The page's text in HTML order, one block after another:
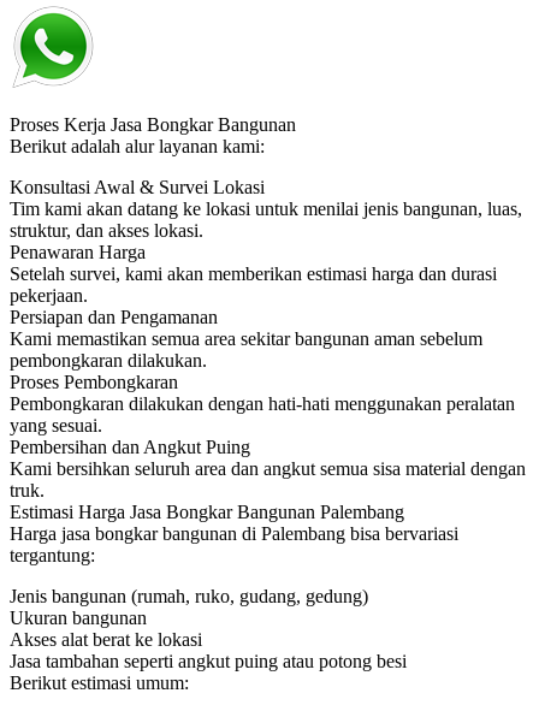
Proses Kerja Jasa Bongkar Bangunan
Berikut adalah alur layanan kami:
Konsultasi Awal & Survei Lokasi
Tim kami akan datang ke lokasi untuk menilai jenis bangunan, luas,
struktur, dan akses lokasi.
Penawaran Harga
Setelah survei, kami akan memberikan estimasi harga dan durasi
pekerjaan.
Persiapan dan Pengamanan
Kami memastikan semua area sekitar bangunan aman sebelum
pembongkaran dilakukan.
Proses Pembongkaran
Pembongkaran dilakukan dengan hati-hati menggunakan peralatan
yang sesuai.
Pembersihan dan Angkut Puing
Kami bersihkan seluruh area dan angkut semua sisa material dengan
truk.
Estimasi Harga Jasa Bongkar Bangunan Palembang
Harga jasa bongkar bangunan di Palembang bisa bervariasi
tergantung:
Jenis bangunan (rumah, ruko, gudang, gedung)
Ukuran bangunan
Akses alat berat ke lokasi
Jasa tambahan seperti angkut puing atau potong besi
Berikut estimasi umum: